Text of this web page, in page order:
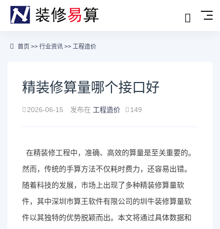
首页 >> 行业资讯 >> 工程造价
精装修算量哪个接口好
2026-06-15 发布在 工程造价 149
在精装修工程中，准确、高效的算量是至关重要的。
然而，传统的手算方法不仅耗时费力，还容易出错。
随着科技的发展，市场上出现了多种精装修算量软
件，其中深圳市算王软件有限公司的圳牛装修算量软
件以其独特的优势脱颖而出。本文将通过具体数据和